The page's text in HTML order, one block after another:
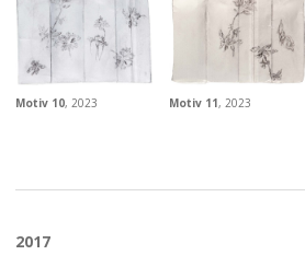
Motiv 10, 2023 Motiv 11, 2023
2017